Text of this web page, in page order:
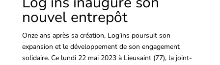
nouvel entrepôt
Onze ans après sa création, Log’ins poursuit son
expansion et le développement de son engagement
solidaire. Ce lundi 22 mai 2023 à Lieusaint (77), la joint-